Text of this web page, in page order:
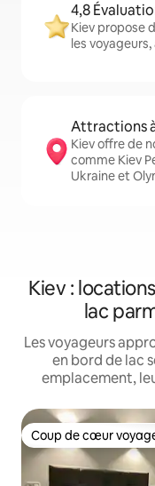
4,8
Kiev propose
les
Attractions
Kiev offre de
comme Kiev
Ukraine et
Kiev :
lac
Les voyageurs
en bord de lac
emplacement,
Coup de cœur
Coup de cœur